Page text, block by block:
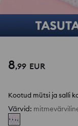
8,99 EUR
Kootud mütsi ja salli
Värvid: